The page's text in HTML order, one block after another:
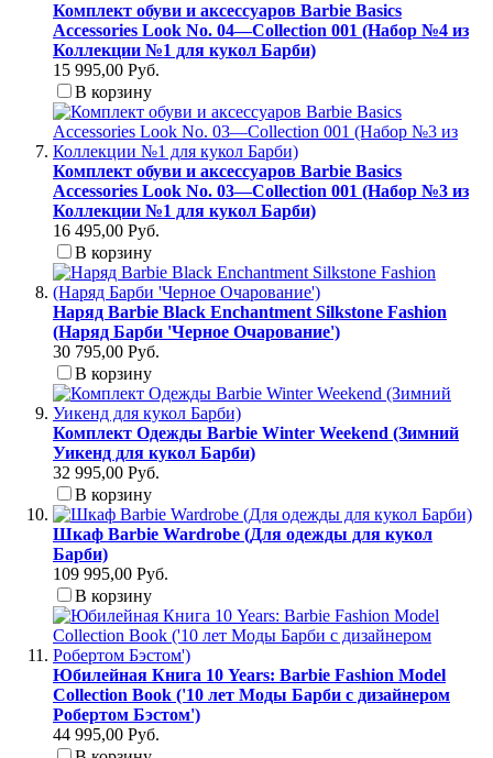
Комплект обуви и аксессуаров Barbie Basics
Accessories Look No. 04—Collection 001 (Набор №4 из
Коллекции №1 для кукол Барби)
15 995,00 Руб.
В корзину
Комплект обуви и аксессуаров Barbie Basics
Accessories Look No. 03—Collection 001 (Набор №3 из
Коллекции №1 для кукол Барби)
16 495,00 Руб.
В корзину
Наряд Barbie Black Enchantment Silkstone Fashion
(Наряд Барби 'Черное Очарование')
30 795,00 Руб.
В корзину
Комплект Одежды Barbie Winter Weekend (Зимний
Уикенд для кукол Барби)
32 995,00 Руб.
В корзину
Шкаф Barbie Wardrobe (Для одежды для кукол
Барби)
109 995,00 Руб.
В корзину
Юбилейная Книга 10 Years: Barbie Fashion Model
Collection Book ('10 лет Моды Барби с дизайнером
Робертом Бэстом')
44 995,00 Руб.